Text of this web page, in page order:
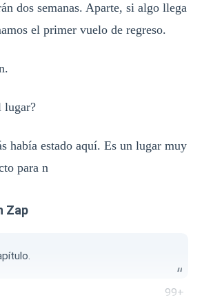
dos semanas. Aparte, si algo llega
el primer vuelo de regreso.
lugar?
estado aquí. Es un lugar muy
para n
Zap
99+